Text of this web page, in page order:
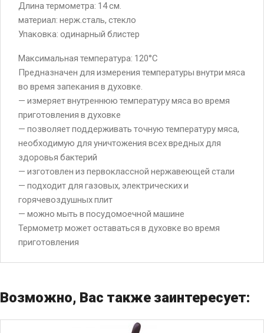
Длина термометра: 14 см.
материал: нерж.сталь, стекло
Упаковка: одинарный блистер
Максимальная температура: 120°C
Предназначен для измерения температуры внутри мяса
во время запекания в духовке.
— измеряет внутреннюю температуру мяса во время
приготовления в духовке
— позволяет поддерживать точную температуру мяса,
необходимую для уничтожения всех вредных для
здоровья бактерий
— изготовлен из первоклассной нержавеющей стали
— подходит для газовых, электрических и
горячевоздушных плит
— можно мыть в посудомоечной машине
Термометр может оставаться в духовке во время
приготовления
Возможно, Вас также заинтересует: